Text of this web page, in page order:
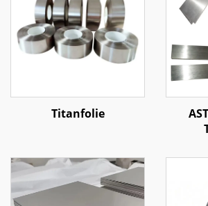
Titanfolie